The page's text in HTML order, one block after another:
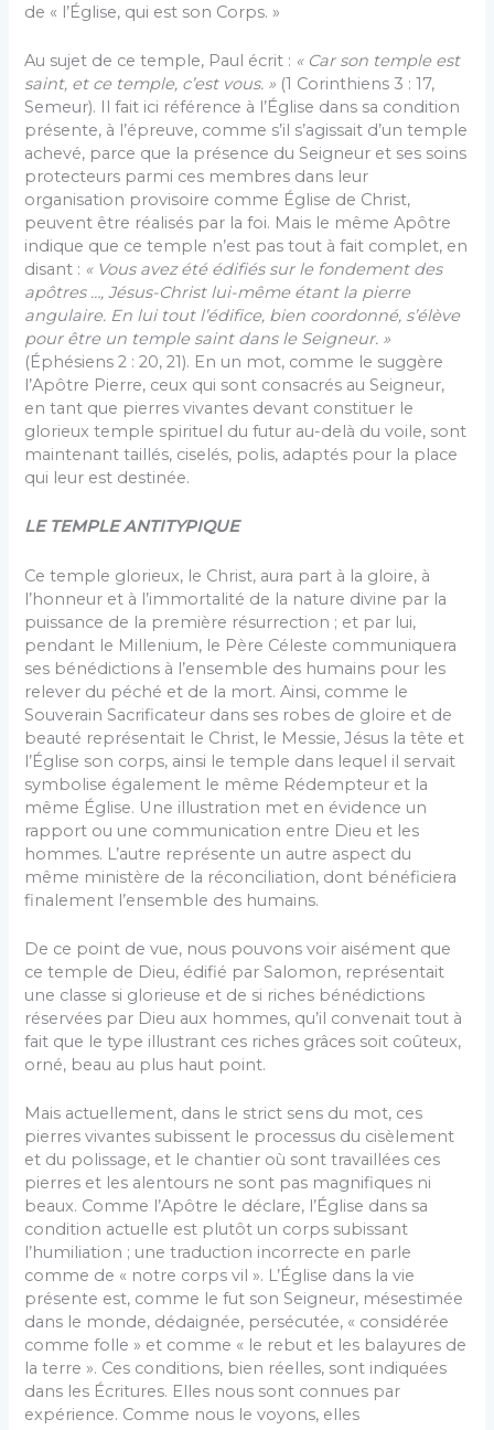
de « l’Église, qui est son Corps. »
Au sujet de ce temple, Paul écrit : « Car son temple est
saint, et ce temple, c’est vous. » (1 Corinthiens 3 : 17,
Semeur). Il fait ici référence à l’Église dans sa condition
présente, à l’épreuve, comme s’il s’agissait d’un temple
achevé, parce que la présence du Seigneur et ses soins
protecteurs parmi ces membres dans leur
organisation provisoire comme Église de Christ,
peuvent être réalisés par la foi. Mais le même Apôtre
indique que ce temple n’est pas tout à fait complet, en
disant : « Vous avez été édifiés sur le fondementdes
apôtres …, Jésus-Christ lui-même étant la pierre
angulaire. En lui tout l’édifice, bien coordonné, s’élève
pour être un temple saint dans le Seigneur. »
(Éphésiens 2 : 20, 21). En un mot, comme le suggère
l’Apôtre Pierre, ceux qui sont consacrés au Seigneur,
en tant que pierres vivantes devant constituer le
glorieux temple spirituel du futur au-delà du voile, sont
maintenant taillés, ciselés, polis, adaptés pour la place
qui leur est destinée.
LE TEMPLE ANTITYPIQUE
Ce temple glorieux, le Christ, aura part à la gloire, à
l’honneur et à l’immortalité de la nature divine par la
puissance de la première résurrection ; et par lui,
pendant le Millenium, le Père Céleste communiquera
ses bénédictions à l’ensemble des humains pour les
relever du péché et de la mort. Ainsi, comme le
Souverain Sacrificateur dans ses robes de gloire et de
beauté représentait le Christ, le Messie, Jésus la tête et
l’Église son corps, ainsi le temple dans lequel il servait
symbolise également le même Rédempteur et la
même Église. Une illustration met en évidence un
rapport ou une communication entre Dieu et les
hommes. L’autre représente un autre aspect du
même ministère de la réconciliation, dont bénéficiera
finalement l’ensemble des humains.
De ce point de vue, nous pouvons voir aisément que
ce temple de Dieu, édifié par Salomon, représentait
une classe si glorieuse et de si riches bénédictions
réservées par Dieu aux hommes, qu’il convenait tout à
fait que le type illustrant ces riches grâces soit coûteux,
orné, beau au plus haut point.
Mais actuellement, dans le strict sens du mot, ces
pierres vivantes subissent le processus du cisèlement
et du polissage, et le chantier où sont travaillées ces
pierres et les alentours ne sont pas magnifiques ni
beaux. Comme l’Apôtre le déclare, l’Église dans sa
condition actuelle est plutôt un corps subissant
l’humiliation ; une traduction incorrecte en parle
comme de « notre corps vil ». L’Église dans la vie
présente est, comme le fut son Seigneur, mésestimée
dans le monde, dédaignée, persécutée, « considérée
comme folle » et comme « le rebut et les balayures de
la terre ». Ces conditions, bien réelles, sont indiquées
dans les Écritures. Elles nous sont connues par
expérience. Comme nous le voyons, elles